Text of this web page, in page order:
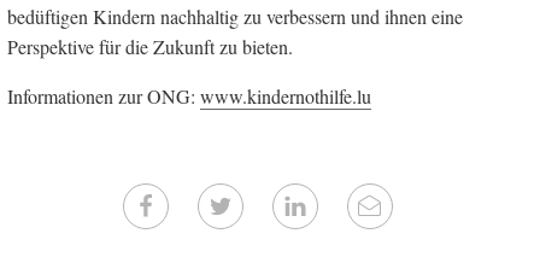
bedüftigen Kindern nachhaltig zu verbessern und ihnen eine
Perspektive für die Zukunft zu bieten.
Informationen zur ONG: www.kindernothilfe.lu